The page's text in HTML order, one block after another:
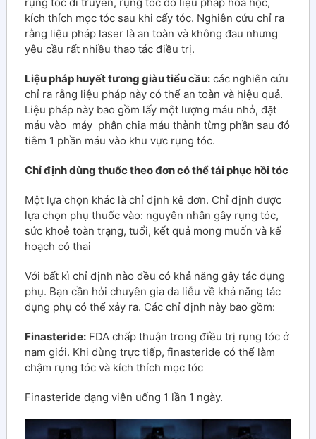
kích thích mọc tóc sau khi cấy tóc. Nghiên cứu chỉ ra
rằng liệu pháp laser là an toàn và không đau nhưng
yêu cầu rất nhiều thao tác điều trị.
Liệu pháp huyết tương giàu tiểu cầu:các nghiên cứu
chỉ ra rằng liệu pháp này có thể an toàn và hiệu quả.
Liệu pháp này bao gồm lấy một lượng máu nhỏ, đặt
máu vào máy phân chia máu thành từng phần sau đó
tiêm 1 phần máu vào khu vực rụng tóc.
Chỉ định dùng thuốc theo đơn có thể tái phục hồi tóc
Một lựa chọn khác là chỉ định kê đơn. Chỉ định được
lựa chọn phụ thuốc vào: nguyên nhân gây rụng tóc,
sức khoẻ toàn trạng, tuổi, kết quả mong muốn và kế
hoạch có thai
Với bất kì chỉ định nào đều có khả năng gây tác dụng
phụ. Bạn cần hỏi chuyên gia da liễu về khả năng tác
dụng phụ có thể xảy ra. Các chỉ định này bao gồm:
Finasteride:FDA chấp thuận trong điều trị rụng tóc ở
nam giới. Khi dùng trực tiếp, finasteride có thể làm
chậm rụng tóc và kích thích mọc tóc
Finasteride dạng viên uống 1 lần 1 ngày.